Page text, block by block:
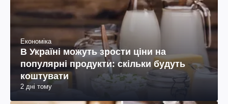
Економіка
В Україні можуть зрости ціни на
популярні продукти: скільки будуть
коштувати
2 дні тому